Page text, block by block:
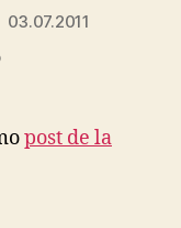
03.07.2011
en
realidad
post de la